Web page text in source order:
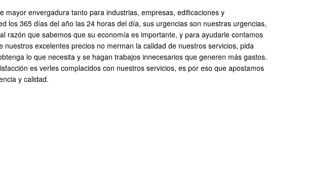
envergadura tanto para industrias, empresas, edificaciones y
los 365 días del año las 24 horas del día, sus urgencias son nuestras urgencias,
razón que sabemos que su economía es importante, y para ayudarle contamos
excelentes precios no merman la calidad de nuestros servicios, pida
lo que necesita y se hagan trabajos innecesarios que generen más gastos.
es verles complacidos con nuestros servicios, es por eso que apostamos
y calidad.